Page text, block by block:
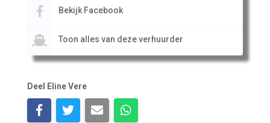
Bekijk Facebook
Toon alles van deze verhuurder
Deel Eline Vere